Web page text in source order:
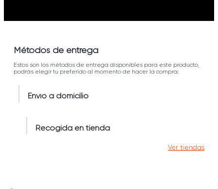
Métodos de entrega
Estos son los métodos de entrega disponibles para este producto,
podrás elegir tu preferido al momento de hacer la compra:
Envío a domicilio
Recogida en tienda
Ver tiendas